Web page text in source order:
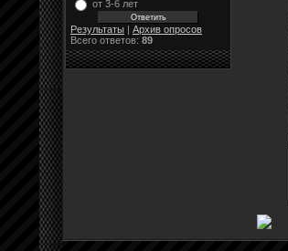
от 3-6 лет
Результаты | Архив опросов
Всего ответов: 89